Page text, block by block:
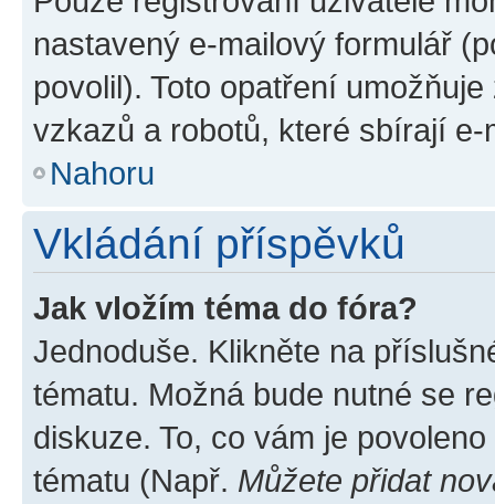
nastavený e-mailový formulář
povolil). Toto opatření
vzkazů a robotů, které sbírají e-
Nahoru
Vkládání příspěvků
Jak vložím téma do fóra?
Jednoduše. Klikněte na
tématu. Možná bude nutné se
diskuze. To, co vám je
tématu (Např. Můžete přidat